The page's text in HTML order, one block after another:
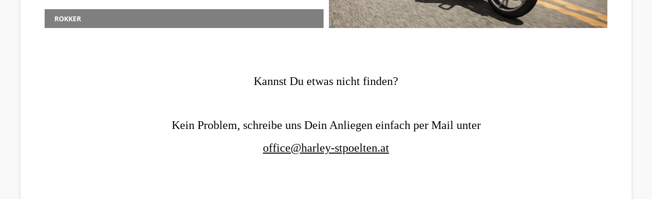
Kannst Du etwas nicht finden?
Kein Problem, schreibe uns Dein Anliegen einfach per Mail unter
office@harley-stpoelten.at
ROKKER